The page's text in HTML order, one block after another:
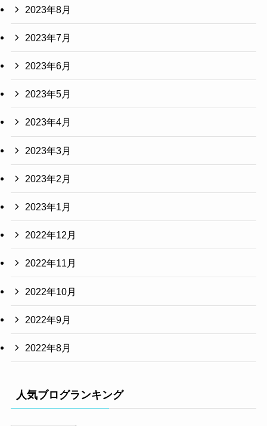
2023年8月
2023年7月
2023年6月
2023年5月
2023年4月
2023年3月
2023年2月
2023年1月
2022年12月
2022年11月
2022年10月
2022年9月
2022年8月
人気ブログランキング